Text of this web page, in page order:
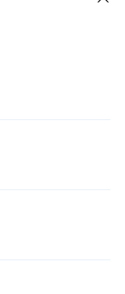
wie Sie es